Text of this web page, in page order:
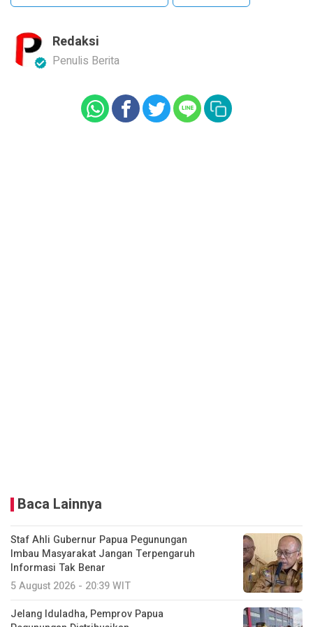
Redaksi
Penulis Berita
Baca Lainnya
Staf Ahli Gubernur Papua Pegunungan
Imbau Masyarakat Jangan Terpengaruh
Informasi Tak Benar
5 August 2026 - 20:39 WIT
Jelang Iduladha, Pemprov Papua